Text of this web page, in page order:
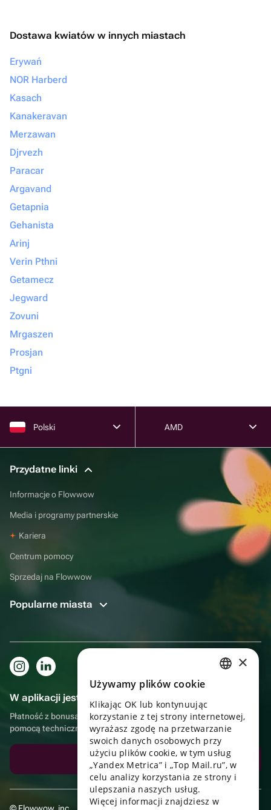
Dostawa kwiatów w innych miastach
Erywań
NOR Harberd
Kasach
Kanakeravan
Merzawan
Djrvezh
Paracar
Argavand
Getapnia
Gehanista
Arinj
Verin Pthni
Getamecz
Jegward
Zovuni
Mrgaszen
Prosjan
Ptgni
Polski AMD
Przydatne linki
Informacje o Flowwow
Media i programy partnerskie
Kariera
Centrum pomocy
Sprzedaj na Flowwow
Popularne miasta
W aplikacji jest to jeszcze wygodniejsze!
Płatność z bonusami, samodzielna dostawa, wygodny czat z
pomocą techniczną
Pobierz aplikację
© Flowwow, inc
UKRAINIAN
PORTUGUESE
SPANISH
×
Używamy plików cookie
Klikając OK lub kontynuując
korzystanie z tej strony internetowej,
wyrażasz zgodę na przetwarzanie
swoich danych osobowych przy
użyciu plików cookie, w tym usług
„Yandex Metrica” i „Top Mail.ru”, w
celu analizy korzystania ze strony i
ulepszania naszych usług.
Więcej informacji znajdziesz w